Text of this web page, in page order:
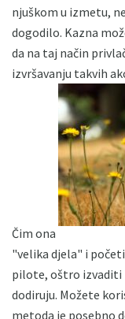
njuškom u izmetu,
dogodilo. Kazna
da na taj način
izvršavanju takvih
Čim ona
"velika djela" i
pilote, oštro izvaditi
dodiruju. Možete
metoda je posebno